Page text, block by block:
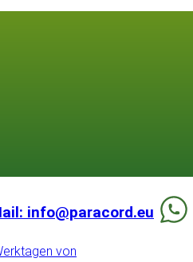
info@paracord.eu
von